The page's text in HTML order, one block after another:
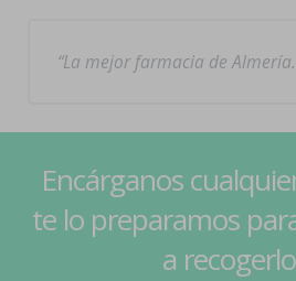
La mejor farmacia de
Encárganos
te lo preparamos
a